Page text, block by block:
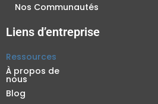
Nos Communautés
Liens d’entreprise
Ressources
À propos de
nous
Blog